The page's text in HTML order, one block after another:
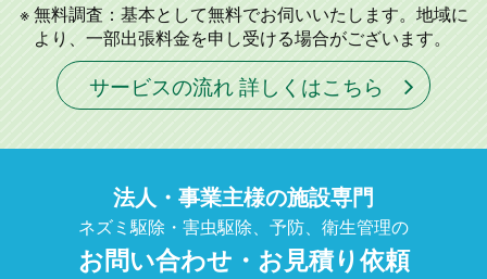
無料調査：基本として無料でお伺いいたします。地域に
より、一部出張料金を申し受ける場合がございます。
サービスの流れ 詳しくはこちら
法人・事業主様の施設専門
ネズミ駆除・害虫駆除、予防、衛生管理の
お問い合わせ・お見積り依頼